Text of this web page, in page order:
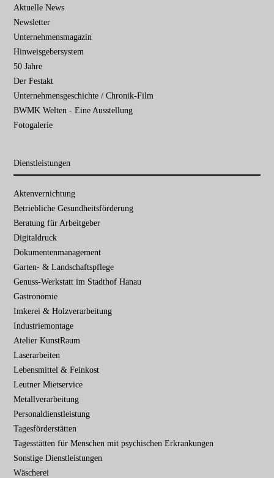
Aktuelle News
Newsletter
Unternehmensmagazin
Hinweisgebersystem
50 Jahre
Der Festakt
Unternehmensgeschichte / Chronik-Film
BWMK Welten - Eine Ausstellung
Fotogalerie
Dienstleistungen
Navigation
überspringen
Aktenvernichtung
Betriebliche Gesundheits­förderung
Beratung für Arbeitgeber
Digitaldruck
Dokumenten­management
Garten- & Landschafts­pflege
Genuss-Werkstatt im Stadthof Hanau
Gastronomie
Imkerei & Holz­verarbeitung
Industriemontage
Atelier KunstRaum
Laserarbeiten
Lebensmittel & Feinkost
Leutner Mietservice
Metallverarbeitung
Personaldienstleistung
Tagesförderstätten
Tagesstätten für Menschen mit psychischen Erkrankungen
Sonstige Dienstleistungen
Wäscherei